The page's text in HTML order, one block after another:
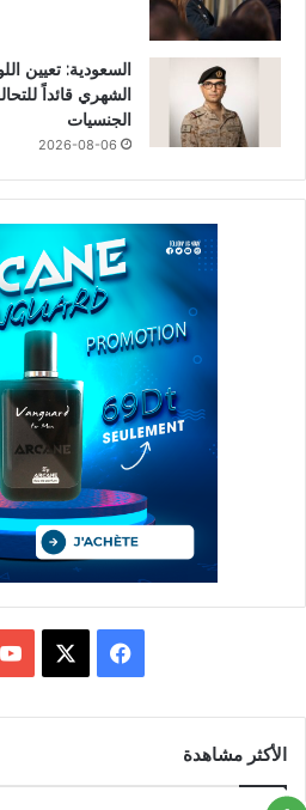
السعودية: تعيين
الشهري قائداً
الجنسيات
2026-08-06
فيسبوك
الأكثر مشاهدة